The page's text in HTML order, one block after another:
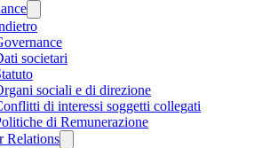
societari
sociali e di direzione
di interessi soggetti collegati
di Remunerazione
Relations